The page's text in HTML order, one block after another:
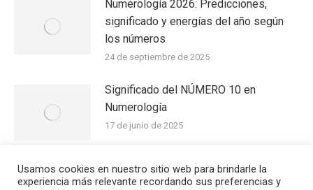
Numerología 2026: Predicciones,
significado y energías del año según
los números
24 de septiembre de 2025
Significado del NÚMERO 10 en
Numerología
17 de junio de 2025
El Significado de los Números en el día
a día
Usamos cookies en nuestro sitio web para brindarle la
experiencia más relevante recordando sus preferencias y